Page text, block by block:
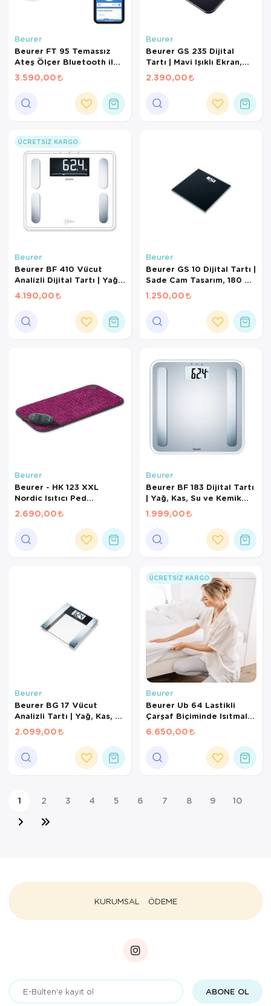
Beurer
Beurer FT 95 Temassız
Ateş Ölçer Bluetooth ile
Veri Aktarımı Akıllı ve
Hijyenik Ölçüm
3.590,00
Beurer
Beurer GS 235 Dijital
Tartı | Mavi Işıklı Ekran,
180 Kg Kapasite, Şık Cam
Tasarım
2.390,00
ÜCRETSIZ KARGO
Beurer
Beurer BF 410 Vücut
Analizli Dijital Tartı | Yağ,
Kas, Su Oranı Ölçer | 10
Kullanıcı Hafızalı
4.190,00
Beurer
Beurer GS 10 Dijital Tartı |
Sade Cam Tasarım, 180 Kg
Kapasite, Hassas Ölçüm
1.250,00
Beurer
Beurer - HK 123 XXL
Nordic Isıtıcı Ped
Elektrikli Isı Yastığı 30 x
60 CM
2.690,00
Beurer
Beurer BF 183 Dijital Tartı
| Yağ, Kas, Su ve Kemik
Oranı Ölçer | 10 Kullanıcı
Hafızalı
1.999,00
Beurer
Beurer BG 17 Vücut
Analizli Tartı | Yağ, Kas, Su
ve Kemik Oranı Ölçer | 10
Kullanıcı Hafızalı
2.099,00
ÜCRETSIZ KARGO
Beurer
Beurer Ub 64 Lastikli
Çarşaf Biçiminde Isıtmalı
Yatak Altı
6.650,00
1 2 3 4 5 6 7 8 9 10
KURUMSAL ÖDEME
ABONE OL